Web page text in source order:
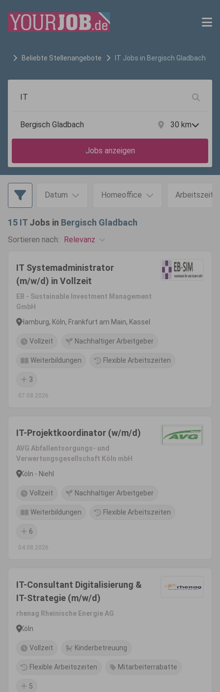
Beliebte Stellenangebote IT Jobs in Bergisch Gladbach
30 km
Jobs anzeigen
Datum Homeoffice Arbeitszeit
15 IT Jobs in Bergisch Gladbach
Sortieren nach: Relevanz
IT Systemadministrator
(m/w/d) in Vollzeit
EB - Sustainable Investment Management
GmbH
Hamburg, Köln, Frankfurt am Main, Kassel
Vollzeit Nachhaltiger Arbeitgeber
Weiterbildungen Flexible Arbeitszeiten
3
07.08.2026
IT-Projektkoordinator (w/m/d)
AVG Abfallentsorgungs- und
Verwertungsgesellschaft Köln mbH
Köln - Niehl
Vollzeit Nachhaltiger Arbeitgeber
Weiterbildungen Flexible Arbeitszeiten
6
04.08.2026
IT-Consultant Digitalisierung &
IT-Strategie (m/w/d)
rhenag Rheinische Energie AG
Köln
Vollzeit Kinderbetreuung
Flexible Arbeitszeiten Mitarbeiterrabatte
5